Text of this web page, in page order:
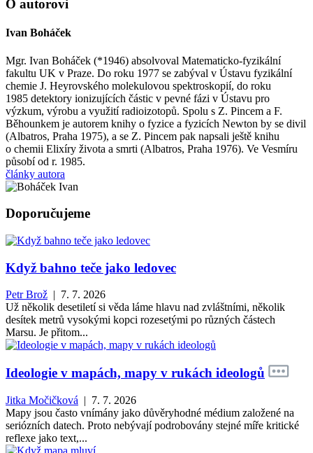
O autorovi
Ivan Boháček
Mgr. Ivan Boháček (*1946) absolvoval Matematicko-fyzikální
fakultu UK v Praze. Do roku 1977 se zabýval v Ústavu fyzikální
chemie J. Heyrovského molekulovou spektroskopií, do roku
1985 detektory ionizujících částic v pevné fázi v Ústavu pro
výzkum, výrobu a využití radioizotopů. Spolu s Z. Pincem a F.
Běhounkem je autorem knihy o fyzice a fyzicích Newton by se divil
(Albatros, Praha 1975), a se Z. Pincem pak napsali ještě knihu
o chemii Elixíry života a smrti (Albatros, Praha 1976). Ve Vesmíru
působí od r. 1985.
články autora
Doporučujeme
Když bahno teče jako ledovec
Petr Brož | 7. 7. 2026
Už několik desetiletí si věda láme hlavu nad zvláštními, několik
desítek metrů vysokými kopci rozesetými po různých částech
Marsu. Je přitom...
Ideologie v mapách, mapy v rukách ideologů
Jitka Močičková | 7. 7. 2026
Mapy jsou často vnímány jako důvěryhodné médium založené na
seriózních datech. Proto nebývají podrobovány stejné míře kritické
reflexe jako text,...